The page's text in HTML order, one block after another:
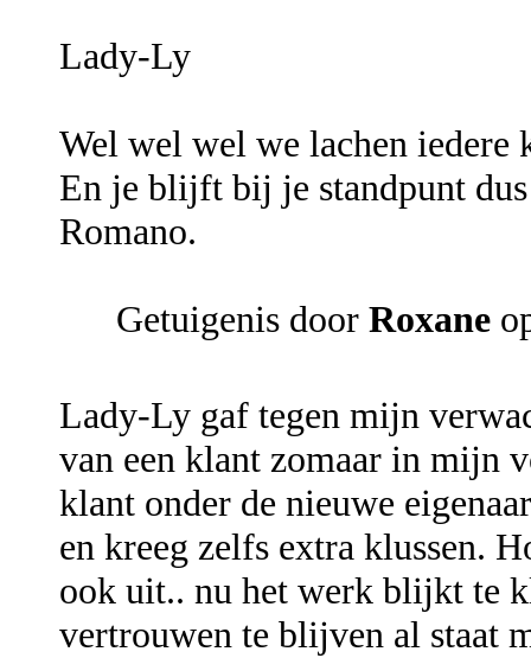
Lady-Ly
Wel wel wel we lachen iedere
En je blijft bij je standpunt
Romano.
Getuigenis door Roxane
Lady-Ly gaf tegen mijn
van een klant zomaar in mijn
klant onder de nieuwe
en kreeg zelfs extra klussen.
ook uit.. nu het werk blijkt te
vertrouwen te blijven al staat